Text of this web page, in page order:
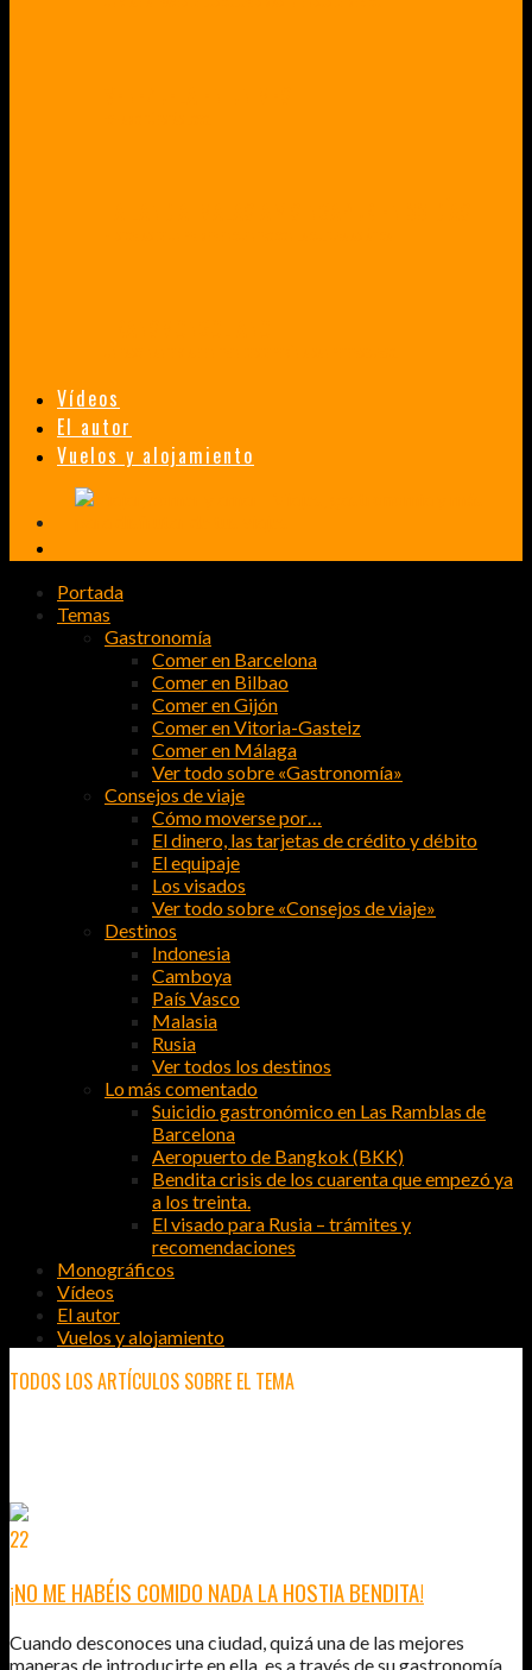
Vídeos
El autor
Vuelos y alojamiento
Portada
Temas
Gastronomía
Comer en Barcelona
Comer en Bilbao
Comer en Gijón
Comer en Vitoria-Gasteiz
Comer en Málaga
Ver todo sobre «Gastronomía»
Consejos de viaje
Cómo moverse por…
El dinero, las tarjetas de crédito y débito
El equipaje
Los visados
Ver todo sobre «Consejos de viaje»
Destinos
Indonesia
Camboya
País Vasco
Malasia
Rusia
Ver todos los destinos
Lo más comentado
Suicidio gastronómico en Las Ramblas de
Barcelona
Aeropuerto de Bangkok (BKK)
Bendita crisis de los cuarenta que empezó ya
a los treinta.
El visado para Rusia – trámites y
recomendaciones
Monográficos
Vídeos
El autor
Vuelos y alojamiento
TODOS LOS ARTÍCULOS SOBRE EL TEMA
22
¡NO ME HABÉIS COMIDO NADA LA HOSTIA BENDITA!
Cuando desconoces una ciudad, quizá una de las mejores
maneras de introducirte en ella, es a través de su gastronomía.